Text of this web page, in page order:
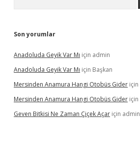
Son yorumlar
Anadoluda Geyik Var Mı için admin
Anadoluda Geyik Var Mı için Başkan
Mersinden Anamura Hangi Otobüs Gider için
Mersinden Anamura Hangi Otobüs Gider için
Geven Bitkisi Ne Zaman Çiçek Açar için admin